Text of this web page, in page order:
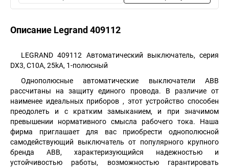
Описание Legrand 409112
LEGRAND 409112 Автоматический выключатель, серия
DX3, С10A, 25kA, 1-полюсный
Однополюсные автоматические выключатели АВВ
рассчитаны на защиту единого провода. В различие от
наименее идеальных приборов , этот устройство способен
преодолеть и с кратким замыканием, и при значимом
превышении нормативного смысла рабочего тока. Наша
фирма приглашает для вас приобрести однополюсной
самодействующий выключатель от популярного крупного
бренда ABB, характеризующийся надежностью и
устойчивостью работы, возможностью гарантировать